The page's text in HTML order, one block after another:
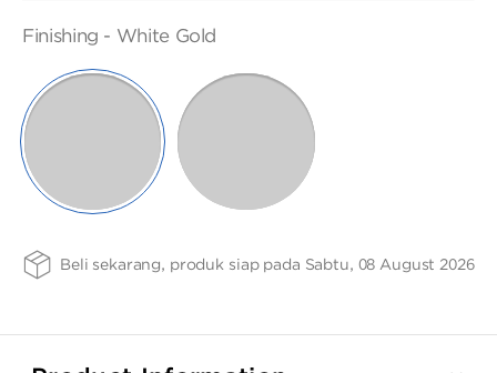
17K
SIZE -
NSIZE
FINISHING
ROSE
WHITE
PURITY
Finishing - White Gold
SELECTED
Beli sekarang, produk siap pada Sabtu, 08 August 2026